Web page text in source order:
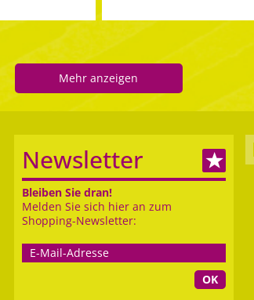
Mehr anzeigen
Newsletter
Bleiben Sie dran!
Melden Sie sich hier an zum
Shopping-Newsletter:
OK